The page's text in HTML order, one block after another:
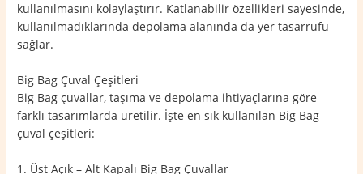
kullanılmasını kolaylaştırır. Katlanabilir özellikleri sayesinde,
kullanılmadıklarında depolama alanında da yer tasarrufu
sağlar.
Big Bag Çuval Çeşitleri
Big Bag çuvallar, taşıma ve depolama ihtiyaçlarına göre
farklı tasarımlarda üretilir. İşte en sık kullanılan Big Bag
çuval çeşitleri:
1. Üst Açık – Alt Kapalı Big Bag Çuvallar